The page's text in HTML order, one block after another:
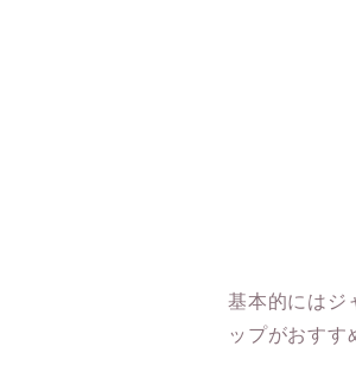
基本的にはジ
ップがおすす